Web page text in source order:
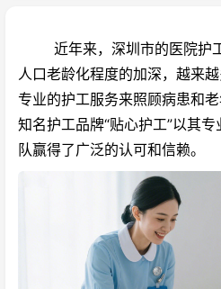
近年来，深圳市的医院护工
人口老龄化程度的加深，越来
专业的护工服务来照顾病患和老
知名护工品牌“贴心护工”以其
队赢得了广泛的认可和信赖。